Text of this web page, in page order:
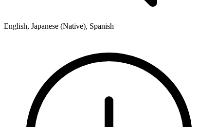
English, Japanese (Native), Spanish